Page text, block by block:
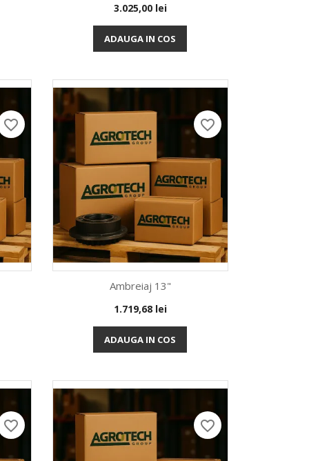
Vizualizare rapida
Pret
3.025,00 lei
ADAUGA IN COS
favorite_border
Vizualizare rapida
Ambreiaj 13"
Pret
1.719,68 lei
ADAUGA IN COS
favorite_border
favorite_border favorite_border